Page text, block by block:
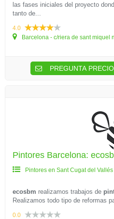
las fases iniciales del proyecto
tanto de...
4.0
Barcelona - c/riera de sant miquel
PREGUNTA
Pintores Barcelona:
Pintores en Sant Cugat del Vallés
ecosbm realizamos trabajos de
Realizamos todo tipo de reformas
0.0